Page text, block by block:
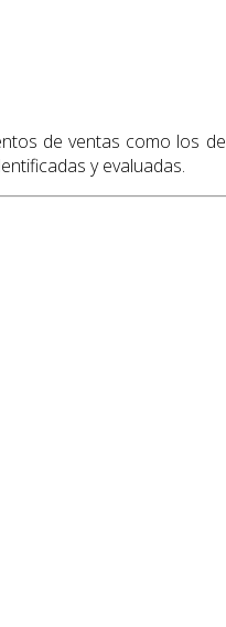
de ventas como los de
y evaluadas.